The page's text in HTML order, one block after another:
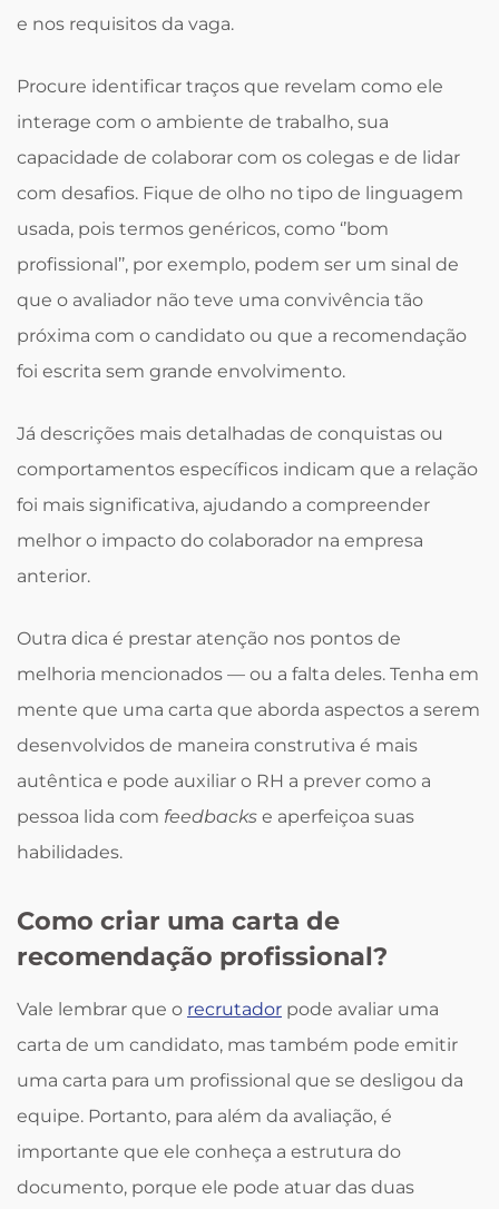
e nos requisitos da vaga.
Procure identificar traços que revelam como ele
interage com o ambiente de trabalho, sua
capacidade de colaborar com os colegas e de lidar
com desafios. Fique de olho no tipo de linguagem
usada, pois termos genéricos, como ‘’bom
profissional’’, por exemplo, podem ser um sinal de
que o avaliador não teve uma convivência tão
próxima com o candidato ou que a recomendação
foi escrita sem grande envolvimento.
Já descrições mais detalhadas de conquistas ou
comportamentos específicos indicam que a relação
foi mais significativa, ajudando a compreender
melhor o impacto do colaborador na empresa
anterior.
Outra dica é prestar atenção nos pontos de
melhoria mencionados — ou a falta deles. Tenha em
mente que uma carta que aborda aspectos a serem
desenvolvidos de maneira construtiva é mais
autêntica e pode auxiliar o RH a prever como a
pessoa lida com feedbacks e aperfeiçoa suas
habilidades.
Como criar uma carta de
recomendação profissional?
Vale lembrar que o recrutador pode avaliar uma
carta de um candidato, mas também pode emitir
uma carta para um profissional que se desligou da
equipe. Portanto, para além da avaliação, é
importante que ele conheça a estrutura do
documento, porque ele pode atuar das duas